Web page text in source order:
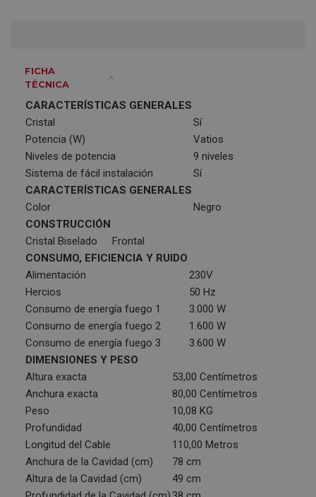
FICHA
TÉCNICA
CARACTERÍSTICAS GENERALES
Cristal
Sí
Potencia (W)
Vatios
Niveles de potencia
9 niveles
Sistema de fácil instalación
Sí
CARACTERÍSTICAS GENERALES
Color
Negro
CONSTRUCCIÓN
Cristal Biselado
Frontal
CONSUMO, EFICIENCIA Y RUIDO
Alimentación
230V
Hercios
50 Hz
Consumo de energía fuego 1
3.000 W
Consumo de energía fuego 2
1.600 W
Consumo de energía fuego 3
3.600 W
DIMENSIONES Y PESO
Altura exacta
53,00 Centímetros
Anchura exacta
80,00 Centímetros
Peso
10,08 KG
Profundidad
40,00 Centímetros
Longitud del Cable
110,00 Metros
Anchura de la Cavidad (cm)
78 cm
Altura de la Cavidad (cm)
49 cm